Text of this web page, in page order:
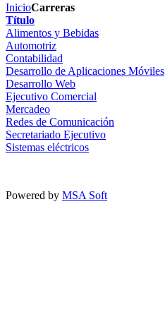
InicioCarreras
Título
Alimentos y Bebidas
Automotriz
Contabilidad
Desarrollo de Aplicaciones Móviles
Desarrollo Web
Ejecutivo Comercial
Mercadeo
Redes de Comunicación
Secretariado Ejecutivo
Sistemas eléctricos
Powered by MSA Soft